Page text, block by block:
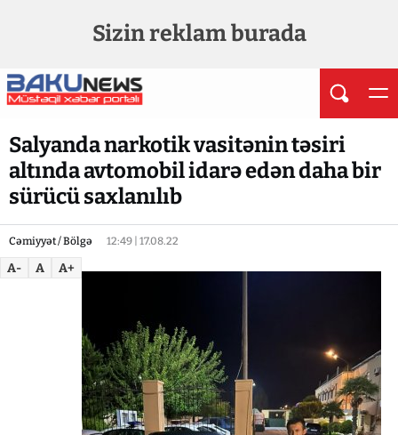
Sizin reklam burada
Salyanda narkotik vasitənin təsiri
altında avtomobil idarə edən daha bir
sürücü saxlanılıb
Cəmiyyət / Bölgə 12:49 | 17.08.22
A- A A+